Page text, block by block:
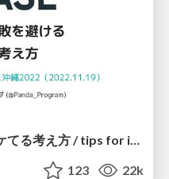
個人開発の失敗を避けるイケてる考え方 / tips for indie hackers
123 22k